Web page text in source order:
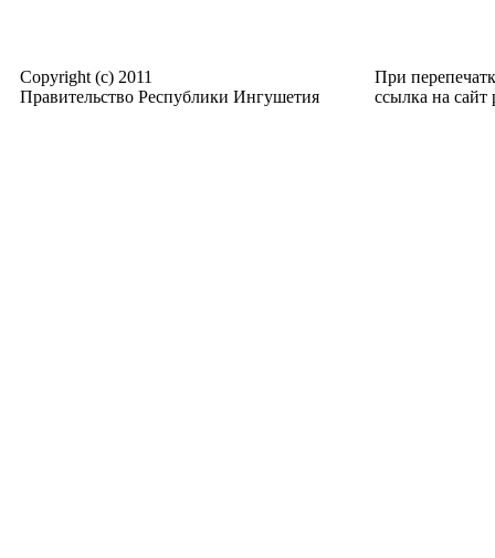
Copyright (c) 2011
Правительство Республики Ингушетия
При
ссылка на сайт